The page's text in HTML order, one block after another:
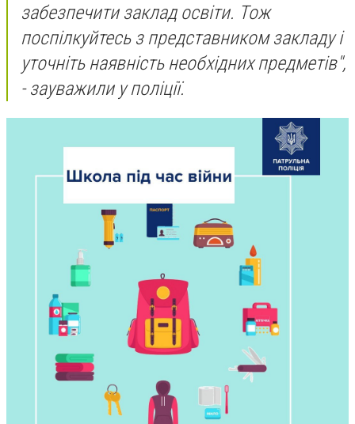
забезпечити заклад освіти. Тож
поспілкуйтесь з представником закладу і
уточніть наявність необхідних предметів",
- зауважили у поліції.